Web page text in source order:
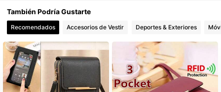
4,73
4,73 2K Seguidores
4,73 2K Seguidores
También Podría Gustarte
Recomendados Accesorios de Vestir Deportes & Exteriores